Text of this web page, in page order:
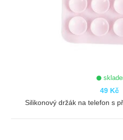
49 Kč
Silikonový držák na telefon s